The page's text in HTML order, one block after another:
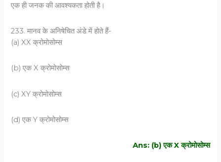
एक ही जनक की आवश्यकता होती है।
233. मानव के अनिषेचित अंडे में होते हैं-
(a) XX क्रोमोसोम्स
(b) एक X क्रोमोसोम्स
(c) XY क्रोमोसोम्स
(d) एक Y क्रोमोसोम्स
Ans: (b) एक X क्रोमोसोम्स